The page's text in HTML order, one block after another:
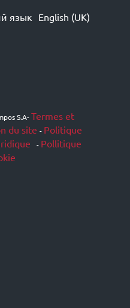
язык
English (UK)
S.A-Termes et
du site - Politique
- Pollitique